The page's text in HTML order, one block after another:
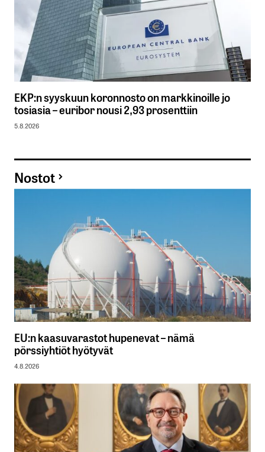
EKP:n syyskuun koronnosto on markkinoille jo
tosiasia – euribor nousi 2,93 prosenttiin
5.8.2026
Nostot
EU:n kaasuvarastot hupenevat – nämä
pörssiyhtiöt hyötyvät
4.8.2026